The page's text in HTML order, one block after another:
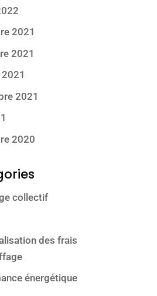
2021
2021
2021
2020
collectif
des frais
énergétique